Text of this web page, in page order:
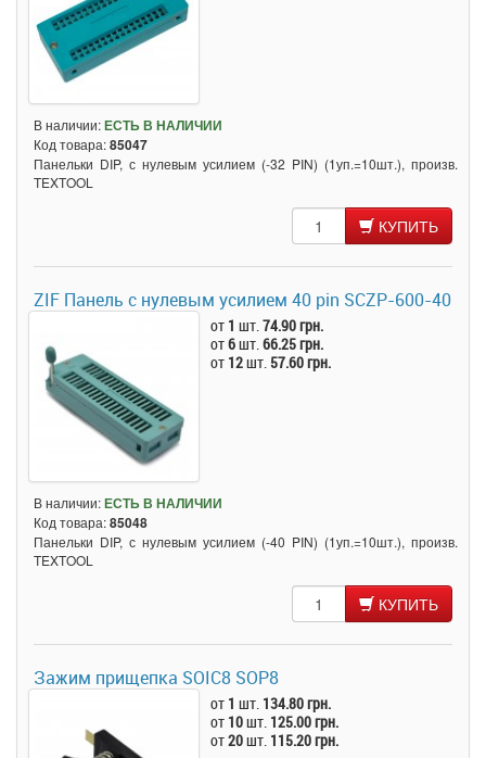
В наличии:ЕСТЬ В НАЛИЧИИ
Код товара:85047
Панельки DIP, с нулевым усилием (-32 PIN) (1уп.=10шт.), произв.
TEXTOOL
КУПИТЬ
ZIF Панель с нулевым усилием 40 pin SCZP-600-40
от 1 шт.74.90 грн.
от6шт.66.25 грн.
от 12шт. 57.60 грн.
В наличии:ЕСТЬ В НАЛИЧИИ
Код товара:85048
Панельки DIP, с нулевым усилием (-40 PIN) (1уп.=10шт.), произв.
TEXTOOL
КУПИТЬ
Зажим прищепка SOIC8 SOP8
от 1 шт. 134.80 грн.
от 10шт. 125.00 грн.
от20шт. 115.20 грн.